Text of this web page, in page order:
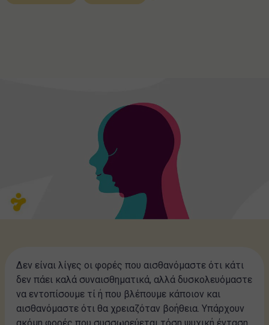
Δεν είναι λίγες οι φορές που αισθανόμαστε ότι κάτι
δεν πάει καλά συναισθηματικά, αλλά δυσκολευόμαστε
να εντοπίσουμε τί ή που βλέπουμε κάποιον και
αισθανόμαστε ότι θα χρειαζόταν βοήθεια. Υπάρχουν